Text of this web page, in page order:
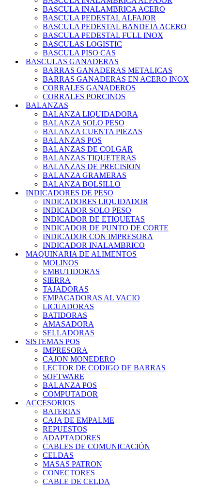
BASCULA INALAMBRICA ACERO
BASCULA PEDESTAL ALFAJOR
BASCULA PEDESTAL BANDEJA ACERO
BASCULA PEDESTAL FULL INOX
BASCULAS LOGISTIC
BASCULA PISO CAS
BASCULAS GANADERAS
BARRAS GANADERAS METALICAS
BARRAS GANADERAS EN ACERO INOX
CORRALES GANADEROS
CORRALES PORCINOS
BALANZAS
BALANZA LIQUIDADORA
BALANZA SOLO PESO
BALANZA CUENTA PIEZAS
BALANZAS POS
BALANZAS DE COLGAR
BALANZAS TIQUETERAS
BALANZAS DE PRECISION
BALANZA GRAMERAS
BALANZA BOLSILLO
INDICADORES DE PESO
INDICADORES LIQUIDADOR
INDICADOR SOLO PESO
INDICADOR DE ETIQUETAS
INDICADOR DE PUNTO DE CORTE
INDICADOR CON IMPRESORA
INDICADOR INALAMBRICO
MAQUINARIA DE ALIMENTOS
MOLINOS
EMBUTIDORAS
SIERRA
TAJADORAS
EMPACADORAS AL VACIO
LICUADORAS
BATIDORAS
AMASADORA
SELLADORAS
SISTEMAS POS
IMPRESORA
CAJON MONEDERO
LECTOR DE CODIGO DE BARRAS
SOFTWARE
BALANZA POS
COMPUTADOR
ACCESORIOS
BATERIAS
CAJA DE EMPALME
REPUESTOS
ADAPTADORES
CABLES DE COMUNICACIÓN
CELDAS
MASAS PATRON
CONECTORES
CABLE DE CELDA